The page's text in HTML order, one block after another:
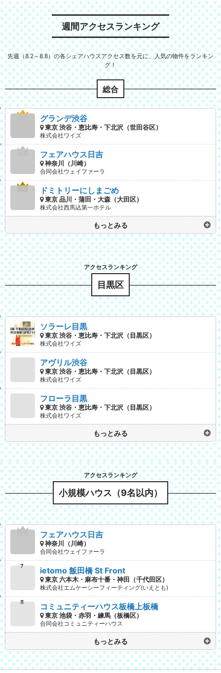
週間アクセスランキング
先週（8.2～8.8）の各シェアハウスアクセス数を元に、人気の物件をランキン
グ！
総合
グランデ渋谷
東京 渋谷・恵比寿・下北沢（世田谷区）
株式会社ワイズ
フェアハウス日吉
神奈川（川崎）
合同会社ウェイファーラ
ドミトリーにしまごめ
東京 品川・蒲田・大森（大田区）
株式会社西馬込第一ホテル
もっとみる
目黒区
ソラーレ目黒
東京 渋谷・恵比寿・下北沢（目黒区）
株式会社ワイズ
アヴリル渋谷
東京 渋谷・恵比寿・下北沢（目黒区）
株式会社ワイズ
フローラ目黒
東京 渋谷・恵比寿・下北沢（目黒区）
株式会社ワイズ
もっとみる
小規模ハウス（9名以内）
フェアハウス日吉
神奈川（川崎）
合同会社ウェイファーラ
ietomo 飯田橋 St Front
東京 六本木・麻布十番・神田（千代田区）
株式会社エムケーシーフィーティング(いえとも)
コミュニティーハウス板橋上板橋
東京 池袋・赤羽・練馬（板橋区）
合同会社コミュニティーハウス
もっとみる